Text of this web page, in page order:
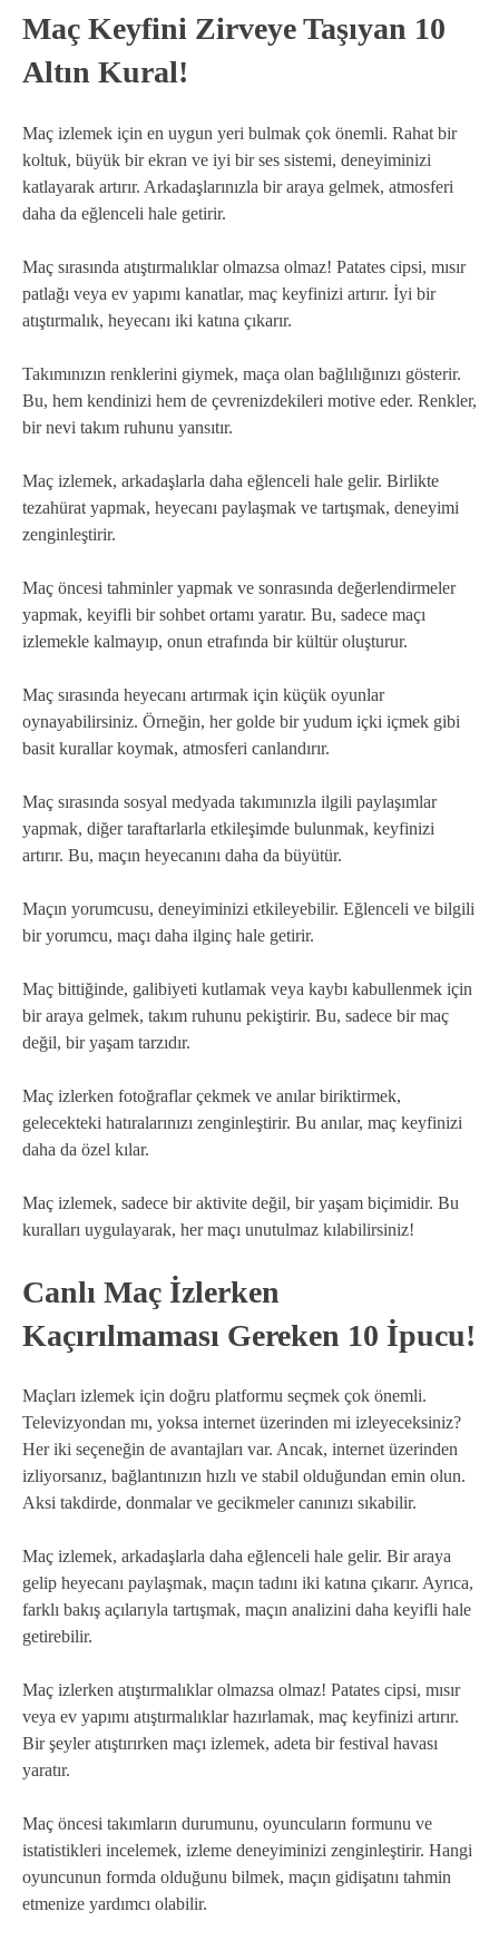
Maç Keyfini Zirveye Taşıyan 10
Altın Kural!
Maç izlemek için en uygun yeri bulmak çok önemli. Rahat bir
koltuk, büyük bir ekran ve iyi bir ses sistemi, deneyiminizi
katlayarak artırır. Arkadaşlarınızla bir araya gelmek, atmosferi
daha da eğlenceli hale getirir.
Maç sırasında atıştırmalıklar olmazsa olmaz! Patates cipsi, mısır
patlağı veya ev yapımı kanatlar, maç keyfinizi artırır. İyi bir
atıştırmalık, heyecanı iki katına çıkarır.
Takımınızın renklerini giymek, maça olan bağlılığınızı gösterir.
Bu, hem kendinizi hem de çevrenizdekileri motive eder. Renkler,
bir nevi takım ruhunu yansıtır.
Maç izlemek, arkadaşlarla daha eğlenceli hale gelir. Birlikte
tezahürat yapmak, heyecanı paylaşmak ve tartışmak, deneyimi
zenginleştirir.
Maç öncesi tahminler yapmak ve sonrasında değerlendirmeler
yapmak, keyifli bir sohbet ortamı yaratır. Bu, sadece maçı
izlemekle kalmayıp, onun etrafında bir kültür oluşturur.
Maç sırasında heyecanı artırmak için küçük oyunlar
oynayabilirsiniz. Örneğin, her golde bir yudum içki içmek gibi
basit kurallar koymak, atmosferi canlandırır.
Maç sırasında sosyal medyada takımınızla ilgili paylaşımlar
yapmak, diğer taraftarlarla etkileşimde bulunmak, keyfinizi
artırır. Bu, maçın heyecanını daha da büyütür.
Maçın yorumcusu, deneyiminizi etkileyebilir. Eğlenceli ve bilgili
bir yorumcu, maçı daha ilginç hale getirir.
Maç bittiğinde, galibiyeti kutlamak veya kaybı kabullenmek için
bir araya gelmek, takım ruhunu pekiştirir. Bu, sadece bir maç
değil, bir yaşam tarzıdır.
Maç izlerken fotoğraflar çekmek ve anılar biriktirmek,
gelecekteki hatıralarınızı zenginleştirir. Bu anılar, maç keyfinizi
daha da özel kılar.
Maç izlemek, sadece bir aktivite değil, bir yaşam biçimidir. Bu
kuralları uygulayarak, her maçı unutulmaz kılabilirsiniz!
Canlı Maç İzlerken
Kaçırılmaması Gereken 10 İpucu!
Maçları izlemek için doğru platformu seçmek çok önemli.
Televizyondan mı, yoksa internet üzerinden mi izleyeceksiniz?
Her iki seçeneğin de avantajları var. Ancak, internet üzerinden
izliyorsanız, bağlantınızın hızlı ve stabil olduğundan emin olun.
Aksi takdirde, donmalar ve gecikmeler canınızı sıkabilir.
Maç izlemek, arkadaşlarla daha eğlenceli hale gelir. Bir araya
gelip heyecanı paylaşmak, maçın tadını iki katına çıkarır. Ayrıca,
farklı bakış açılarıyla tartışmak, maçın analizini daha keyifli hale
getirebilir.
Maç izlerken atıştırmalıklar olmazsa olmaz! Patates cipsi, mısır
veya ev yapımı atıştırmalıklar hazırlamak, maç keyfinizi artırır.
Bir şeyler atıştırırken maçı izlemek, adeta bir festival havası
yaratır.
Maç öncesi takımların durumunu, oyuncuların formunu ve
istatistikleri incelemek, izleme deneyiminizi zenginleştirir. Hangi
oyuncunun formda olduğunu bilmek, maçın gidişatını tahmin
etmenize yardımcı olabilir.